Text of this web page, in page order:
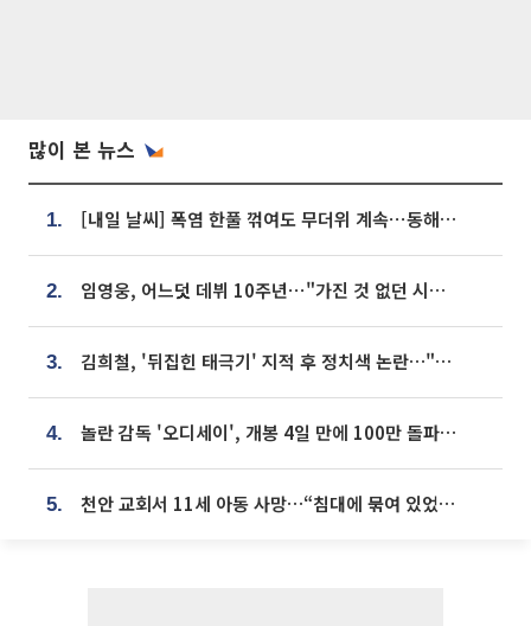
많이 본 뉴스
1. [내일 날씨] 폭염 한풀 꺾여도 무더위 계속⋯동해안 이틀 연속 비
2. 임영웅, 어느덧 데뷔 10주년⋯"가진 것 없던 시절, 내 앞엔 20명의 팬뿐"
3. 김희철, '뒤집힌 태극기' 지적 후 정치색 논란…"좌우 떠나 우리나라 국기"
4. 놀란 감독 '오디세이', 개봉 4일 만에 100만 돌파⋯'왕사남' 보다 빠르다
5. 천안 교회서 11세 아동 사망…“침대에 묶여 있었다” 진술 확보